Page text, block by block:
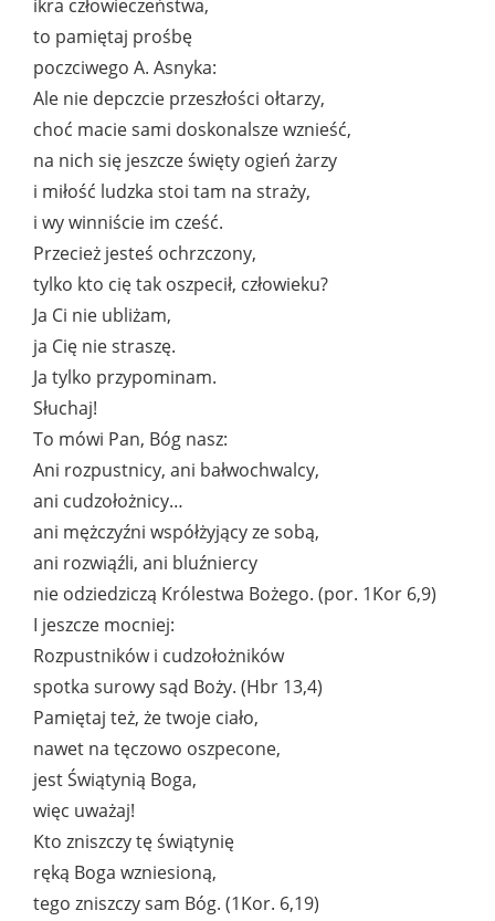
ikra człowieczeństwa,
to pamiętaj prośbę
poczciwego A. Asnyka:
Ale nie depczcie przeszłości ołtarzy,
choć macie sami doskonalsze wznieść,
na nich się jeszcze święty ogień żarzy
i miłość ludzka stoi tam na straży,
i wy winniście im cześć.
Przecież jesteś ochrzczony,
tylko kto cię tak oszpecił, człowieku?
Ja Ci nie ubliżam,
ja Cię nie straszę.
Ja tylko przypominam.
Słuchaj!
To mówi Pan, Bóg nasz:
Ani rozpustnicy, ani bałwochwalcy,
ani cudzołożnicy…
ani mężczyźni współżyjący ze sobą,
ani rozwiąźli, ani bluźniercy
nie odziedziczą Królestwa Bożego. (por. 1Kor 6,9)
I jeszcze mocniej:
Rozpustników i cudzołożników
spotka surowy sąd Boży. (Hbr 13,4)
Pamiętaj też, że twoje ciało,
nawet na tęczowo oszpecone,
jest Świątynią Boga,
więc uważaj!
Kto zniszczy tę świątynię
ręką Boga wzniesioną,
tego zniszczy sam Bóg. (1Kor. 6,19)